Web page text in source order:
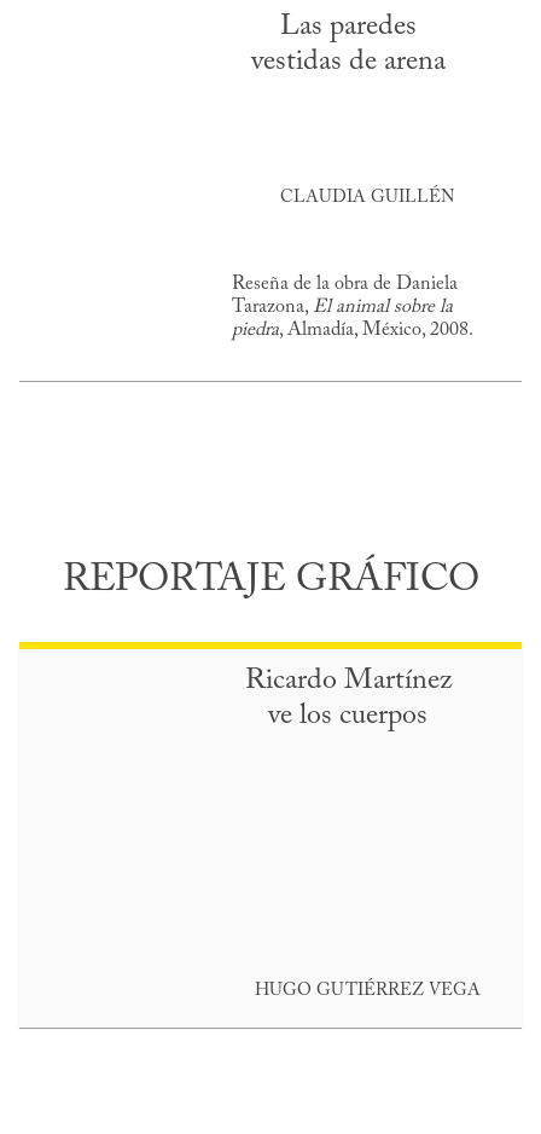
Las paredes
vestidas de arena
CLAUDIA GUILLÉN
Reseña de la obra de Daniela
Tarazona, El animal sobre la
piedra, Almadía, México, 2008.
REPORTAJE GRÁFICO
Ricardo Martínez
ve los cuerpos
HUGO GUTIÉRREZ VEGA